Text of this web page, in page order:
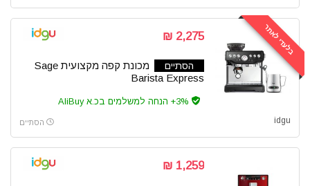
בלעדי לאתר 2,275 ₪
הסתיים
מכונת קפה מקצועית Sage
Barista Express
idgu הסתיים
1,259 ₪